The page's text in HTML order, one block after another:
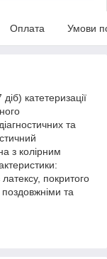
Оплата Умови
катетеризації
та
з колірним
покритого
та